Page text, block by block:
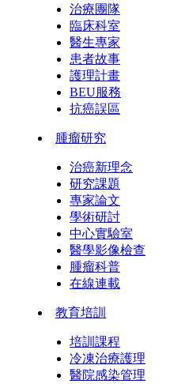
治療團隊
臨床科室
醫生專家
患者故事
護理計畫
BEU服務
抗癌誤區
腫瘤研究
治癌新理念
研究課題
專家論文
學術研討
中心實驗室
醫學影像檢查
腫瘤科普
在線連載
教育培訓
培訓課程
冷凍治療護理
醫院感染管理